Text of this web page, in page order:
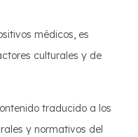
médicos, es
culturales y de
traducido a los
y normativos del